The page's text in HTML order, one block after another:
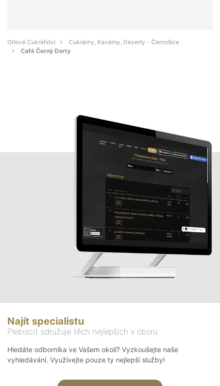
Orlové Cukrářství
Cukrárny, Kavárny, Dezerty - Černošice
Café Černý Dorty
Najít specialistu
Plebiscit sdružuje těch nejlepších v oboru
Hledáte odborníka ve Vašem okolí? Vyzkoušejte naše
vyhledávání. Využívejte pouze ty nejlepší služby!